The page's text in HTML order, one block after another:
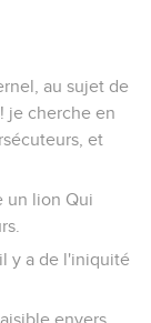
au sujet de
je cherche en
et
un lion Qui
y a de l'iniquité
envers